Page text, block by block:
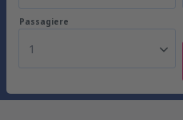
Passagiere
1